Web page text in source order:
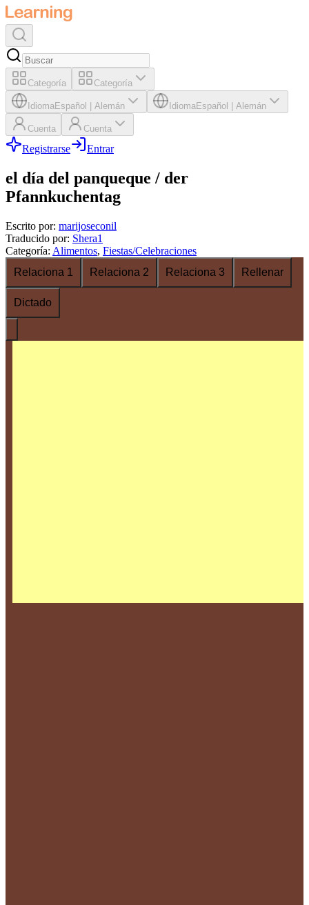
Categoría Categoría
IdiomaEspañol Alemán IdiomaEspañol Alemán
Cuenta Cuenta
Registrarse Entrar
el día del panqueque / der
Pfannkuchentag
Escrito por: marijoseconil
Traducido por: Shera1
Categoría: Alimentos, Fiestas/Celebraciones
Relaciona 1
Relaciona 2 Relaciona 3 Rellenar
Dictado